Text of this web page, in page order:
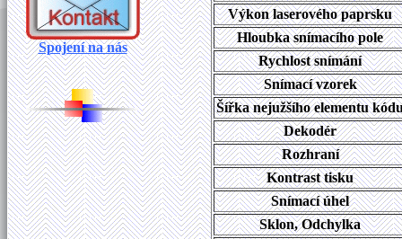
Spojení na nás
Výkon laserového paprsku
Hloubka snímacího pole
Rychlost snímání
Snímací vzorek
Šířka nejužšího elementu
Dekodér
Rozhraní
Kontrast tisku
Snímací úhel
Sklon, Odchylka